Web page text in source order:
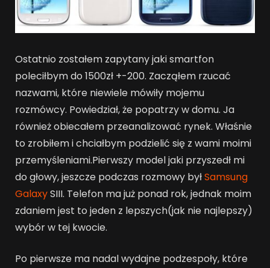
Ostatnio zostałem zapytany jaki smartfon
poleciłbym do 1500zł +-200. Zacząłem rzucać
nazwami, które niewiele mówiły mojemu
rozmówcy. Powiedział, że popatrzy w domu. Ja
również obiecałem przeanalizować rynek. Właśnie
to zrobiłem i chciałbym podzielić się z wami moimi
przemyśleniami.Pierwszy model jaki przyszedł mi
do głowy, jeszcze podczas rozmowy byłSamsung
GalaxySIII. Telefon ma już ponad rok, jednak moim
zdaniem jest to jeden z lepszych(jak nie najlepszy)
wybór w tej kwocie.
Po pierwsze ma nadal wydajne podzespoły, które